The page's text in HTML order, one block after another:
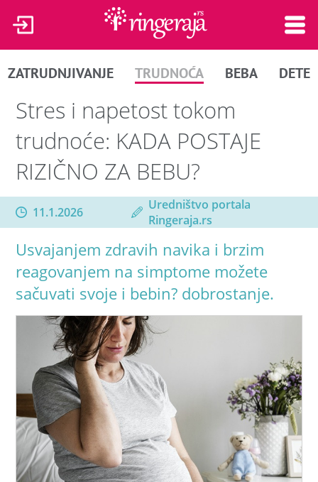
ZATRUDNJIVANJE TRUDNOĆA BEBA DETE
Stres i napetost tokom
trudnoće: KADA POSTAJE
RIZIČNO ZA BEBU?
11.1.2026
Uredništvo portala
Ringeraja.rs
Usvajanjem zdravih navika i brzim
reagovanjem na simptome možete
sačuvati svoje i bebin? dobrostanje.